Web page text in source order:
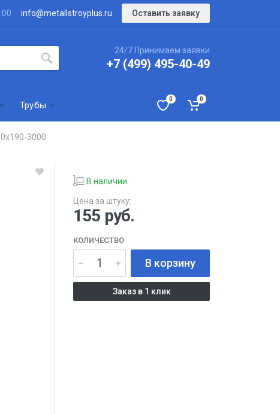
info@metallstroyplus.ru Оставить заявку
24/7 Принимаем заявки
+7 (499) 495-40-49
Трубы
0 0
3000
В наличии
Цена за штуку:
155 руб.
КОЛИЧЕСТВО
В корзину
Заказ в 1 клик